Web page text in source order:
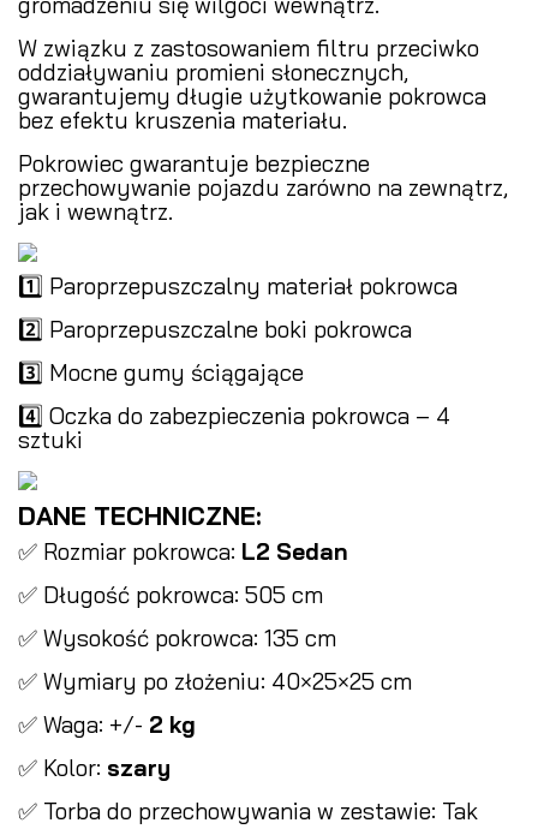
W związku z zastosowaniem filtru przeciwko
oddziaływaniu promieni słonecznych,
gwarantujemy długie użytkowanie pokrowca
bez efektu kruszenia materiału.
Pokrowiec gwarantuje bezpieczne
przechowywanie pojazdu zarówno na zewnątrz,
jak i wewnątrz.
1️⃣ Paroprzepuszczalny materiał pokrowca
2️⃣ Paroprzepuszczalne boki pokrowca
3️⃣ Mocne gumy ściągające
4️⃣ Oczka do zabezpieczenia pokrowca – 4
sztuki
DANE TECHNICZNE:
✅ Rozmiar pokrowca: L2 Sedan
✅ Długość pokrowca: 505 cm
✅ Wysokość pokrowca: 135 cm
✅ Wymiary po złożeniu: 40×25×25 cm
✅ Waga: +/- 2 kg
✅ Kolor: szary
✅ Torba do przechowywania w zestawie: Tak